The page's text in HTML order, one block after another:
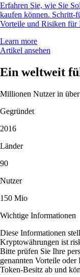
Erfahren Sie, wie Sie
kaufen können. Schritt-
Vorteile und Risiken für
Learn more
Artikel ansehen
Ein weltweit
Millionen Nutzer in
Gegründet
2016
Länder
90
Nutzer
150 Mio
Wichtige Informationen
Diese Informationen
Kryptowährungen ist
Bitte prüfen Sie Ihre
genannten Vorteile
Token-Besitz ab und